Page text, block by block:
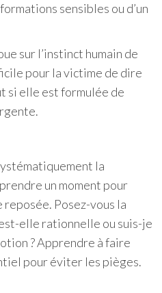
sensibles ou d’un
sur l’instinct humain de
pour la victime de dire
si elle est formulée de
la
un moment pour
Posez-vous la
elle rationnelle ou suis-je
? Apprendre à faire
pour éviter les pièges.